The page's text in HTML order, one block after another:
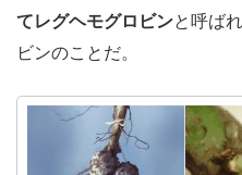
てレグヘモグロビンと呼ば
ビンのことだ。